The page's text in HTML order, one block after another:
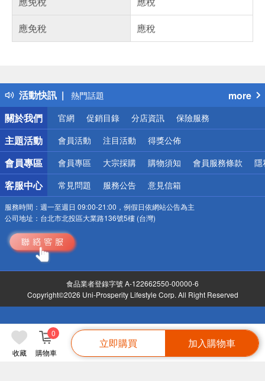
收藏 購物車
0
立即購買 加入購物車
應免稅
應稅
活動快訊
得獎公告
熱門話題
銀行優惠
偏遠地區配送
詐騙網頁！請小心！
more
關於我們
官網 促銷目錄 分店資訊 保險服務
主題活動 會員活動 注目活動 得獎公佈
會員專區 會員專區 大宗採購 購物須知 會員服務條款 隱
客服中心 常見問題 服務公告 意見信箱
服務時間： 週一至週日 09:00-21:00，例假日依網站公告為主
公司地址： 台北市北投區大業路136號5樓 (台灣)
食品業者登錄字號 A-122662550-00000-6
Copyright©2026 Uni-Prosperity Lifestyle Corp. All Right Reserved